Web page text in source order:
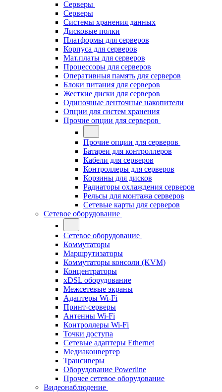
Серверы
Серверы
Системы хранения данных
Дисковые полки
Платформы для серверов
Корпуса для серверов
Мат.платы для серверов
Процессоры для серверов
Оперативныя память для серверов
Блоки питания для серверов
Жесткие диски для серверов
Одиночные ленточные накопители
Опции для систем хранения
Прочие опции для серверов
Прочие опции для серверов
Батареи для контроллеров
Кабели для серверов
Контроллеры для серверов
Корзины для дисков
Радиаторы охлаждения серверов
Рельсы для монтажа серверов
Сетевые карты для серверов
Сетевое оборудование
Сетевое оборудование
Коммутаторы
Маршрутизаторы
Коммутаторы консоли (KVM)
Концентраторы
xDSL оборудование
Межсетевые экраны
Адаптеры Wi-Fi
Принт-серверы
Антенны Wi-Fi
Контроллеры Wi-Fi
Точки доступа
Сетевые адаптеры Ethernet
Медиаконвертер
Трансиверы
Оборудование Powerline
Прочее сетевое оборудование
Видеонаблюдение